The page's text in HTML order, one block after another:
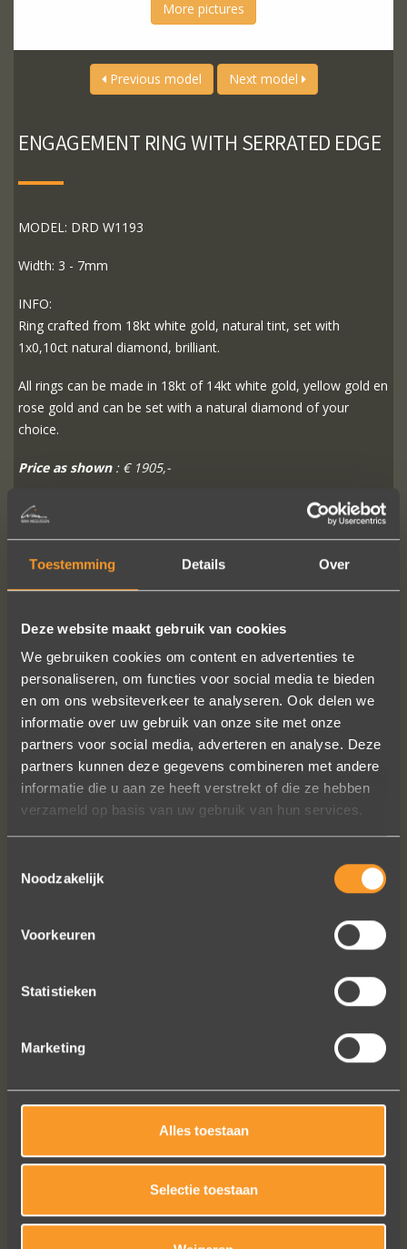
Toestemming Details Over
Deze website maakt gebruik van cookies
We gebruiken cookies om content en advertenties te
personaliseren, om functies voor social media te bieden
en om ons websiteverkeer te analyseren. Ook delen we
informatie over uw gebruik van onze site met onze
partners voor social media, adverteren en analyse. Deze
partners kunnen deze gegevens combineren met andere
informatie die u aan ze heeft verstrekt of die ze hebben
verzameld op basis van uw gebruik van hun services.
Noodzakelijk
Voorkeuren
Statistieken
Marketing
Alles toestaan
Selectie toestaan
More pictures
Previous model Next model
ENGAGEMENT RING WITH SERRATED EDGE
MODEL: DRD W1193
Width: 3 - 7mm
INFO:
Ring crafted from 18kt white gold, natural tint, set with
1x0,10ct natural diamond, brilliant.
All rings can be made in 18kt of 14kt white gold, yellow gold en
rose gold and can be set with a natural diamond of your
choice.
Price as shown: € 1905,-
READ MORE ORDER?
FOLLOW US ON SOCIAL MEDIA
Wat een vakmanschap! De sierraden
zijn gewoon prachtig en subtiel
het echt zijn ze eigenlijk mooier dan
Het is eigenlijk een feestje om bij Wim